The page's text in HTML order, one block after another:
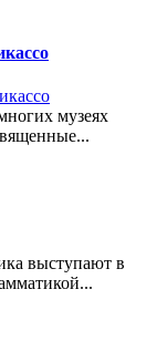
музеях
выступают в